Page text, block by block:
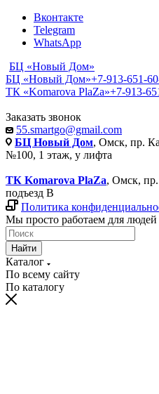
Вконтакте
Telegram
WhatsApp
БЦ «Новый Дом»
БЦ «Новый Дом»+7-913-651-
ТК «Komarova PlaZa»+7-913-
Заказать звонок
55.smartgo@gmail.com
БЦ Новый Дом, Омск, пр.
№100, 1 этаж, у лифта
ТК Komarova PlaZa, Омск,
подъезд В
Политика
Мы просто работаем для людей
Найти
Каталог
По всему сайту
По каталогу